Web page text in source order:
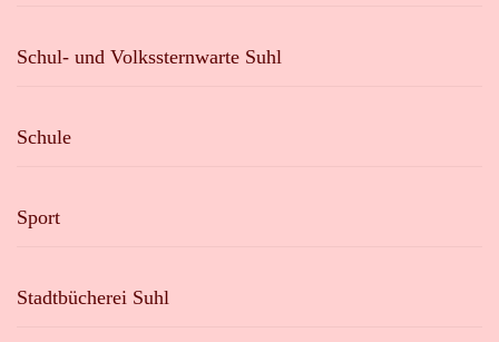
Schul- und Volkssternwarte Suhl
Schule
Sport
Stadtbücherei Suhl